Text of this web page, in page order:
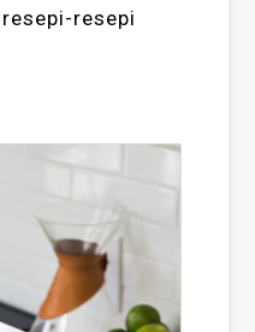
resepi